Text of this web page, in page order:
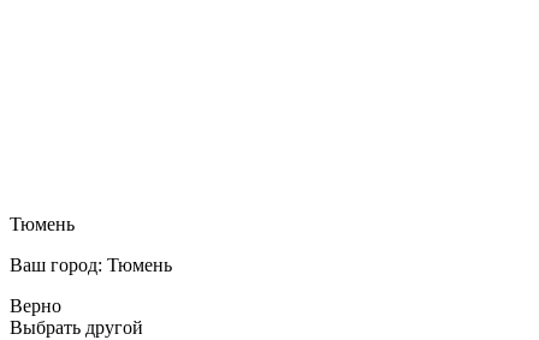
Тюмень
Ваш город: Тюмень
Верно
Выбрать другой